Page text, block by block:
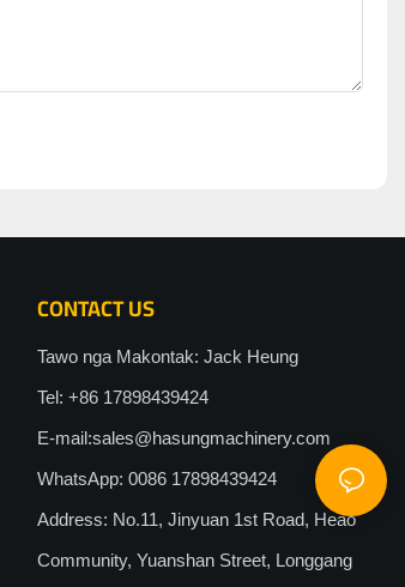
CONTACT US
Tawo nga Makontak: Jack Heung
Tel: +86 17898439424
E-mail:sales@hasungmachinery.com
WhatsApp: 0086 17898439424
Address: No.11, Jinyuan 1st Road, Heao
Community, Yuanshan Street, Longgang